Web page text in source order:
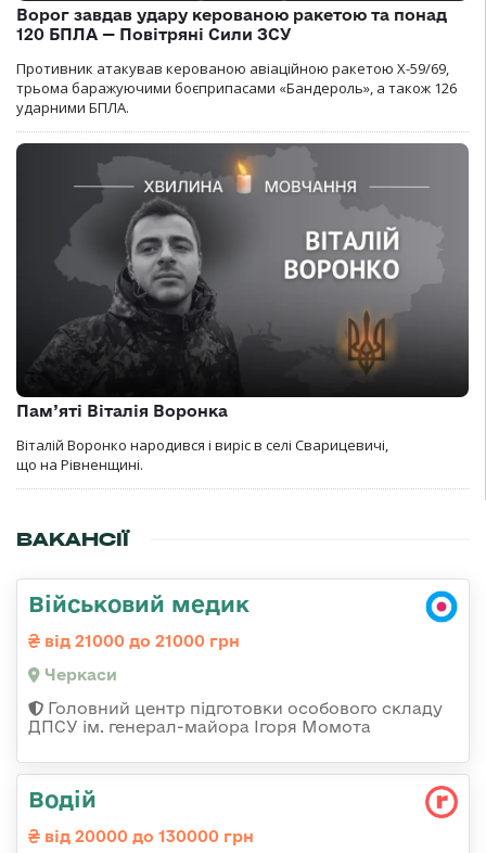
Ворог завдав удару керованою ракетою та понад
120 БПЛА — Повітряні Сили ЗСУ
Противник атакував керованою авіаційною ракетою Х-59/69,
трьома баражуючими боєприпасами «Бандероль», а також 126
ударними БПЛА.
Пам’яті Віталія Воронка
Віталій Воронко народився і виріс в селі Сварицевичі,
що на Рівненщині.
ВАКАНСІЇ
Військовий медик
від 21000 до 21000 грн
Черкаси
Головний центр підготовки особового складу
ДПСУ ім. генерал-майора Ігоря Момота
Водій
від 20000 до 130000 грн